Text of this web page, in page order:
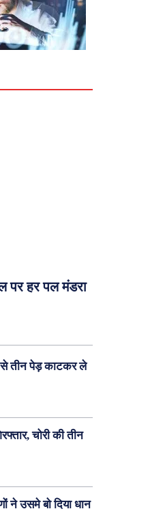
पर हर पल मंडरा
से तीन पेड़ काटकर ले
चोरी की तीन
ने उसमे बो दिया धान